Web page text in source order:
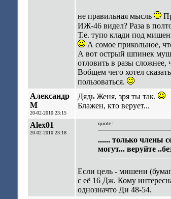
не правильная мысль
ИЖ-46 видел? Раза в
Т.е. тупо клади под
А сомое прикольное,
А вот острый шпинек
отловить в разы
Вобщем чего хотел
пользоваться.
Александр
М
20-02-2010 23:15
Дядь Женя, зря ты так.
Блажен, кто верует...
Alex01
20-02-2010 23:18
quote:
...... только члены
могут... веруйте
Если цель - мишени
с её 16 Дж. Кому
однозначто Ди 48-54.